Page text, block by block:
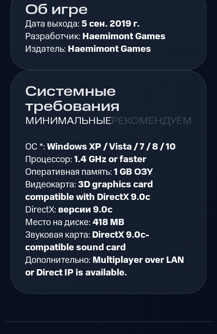
Об игре
Дата выхода:5 сен. 2019 г.
Разработчик: Haemimont Games
Издатель: Haemimont Games
Системные
требования
МИНИМАЛЬНЫЕРЕКОМЕНДУЕМЫЕ
ОС *:Windows XP / Vista / 7 / 8 / 10
Процессор:1.4 GHz or faster
Оперативная память:1 GB ОЗУ
Видеокарта:3D graphics card
compatible with DirectX 9.0c
DirectX: версии 9.0c
Место на диске:418 MB
Звуковая карта: DirectX 9.0c-
compatible sound card
Дополнительно: Multiplayer over LAN
or Direct IP is available.